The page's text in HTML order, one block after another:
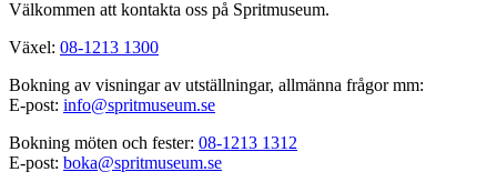
Välkommen att kontakta oss på Spritmuseum.
Växel: 08-1213 1300
Bokning av visningar av utställningar, allmänna frågor mm:
E-post: info@spritmuseum.se
Bokning möten och fester: 08-1213 1312
E-post: boka@spritmuseum.se